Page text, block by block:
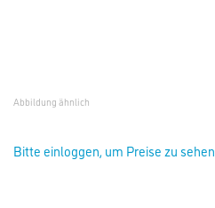
Abbildung ähnlich
Bitte einloggen, um Preise zu sehen